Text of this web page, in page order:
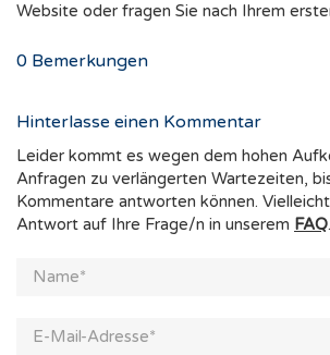
Website oder fragen Sie nach Ihrem
0 Bemerkungen
Hinterlasse einen Kommentar
Leider kommt es wegen dem hohen
Anfragen zu verlängerten Wartezeiten,
Kommentare antworten können.
Antwort auf Ihre Frage/n in unserem FAQ.